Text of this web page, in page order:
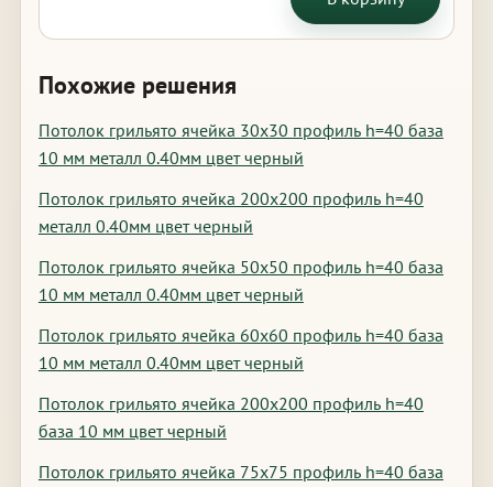
Похожие решения
Потолок грильято ячейка 30х30 профиль h=40 база
10 мм металл 0.40мм цвет черный
Потолок грильято ячейка 200х200 профиль h=40
металл 0.40мм цвет черный
Потолок грильято ячейка 50х50 профиль h=40 база
10 мм металл 0.40мм цвет черный
Потолок грильято ячейка 60х60 профиль h=40 база
10 мм металл 0.40мм цвет черный
Потолок грильято ячейка 200х200 профиль h=40
база 10 мм цвет черный
Потолок грильято ячейка 75х75 профиль h=40 база